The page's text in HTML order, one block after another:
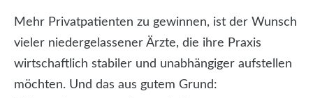
Mehr Privatpatienten zu gewinnen, ist der Wunsch
vieler niedergelassener Ärzte, die ihre Praxis
wirtschaftlich stabiler und unabhängiger aufstellen
möchten. Und das aus gutem Grund: